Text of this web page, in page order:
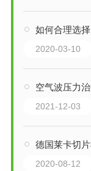
如何合理选
2020-03-10
空气波压力
2021-12-03
德国莱卡切
2020-08-12